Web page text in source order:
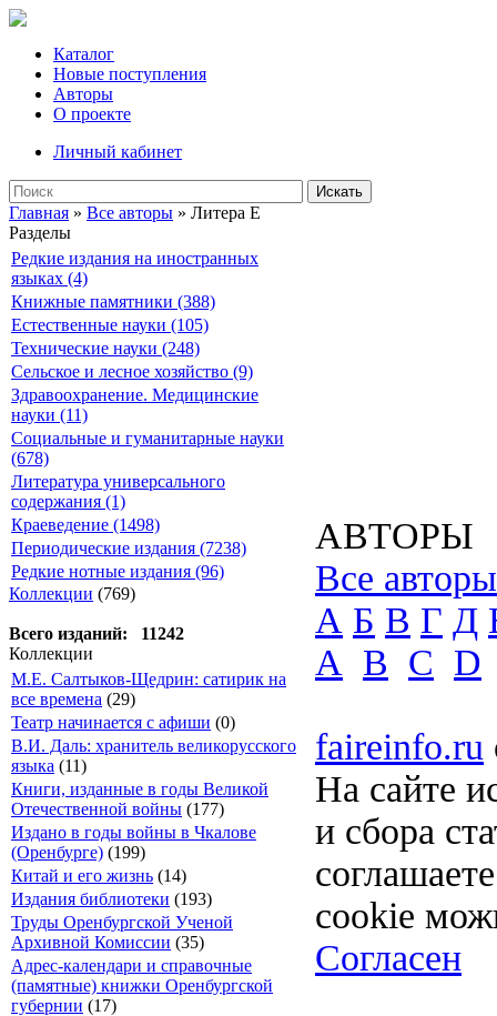
Каталог
Новые поступления
Авторы
О проекте
Личный кабинет
Искать
Главная » Все авторы » Литера E
Разделы
Редкие издания на иностранных
языках (4)
Книжные памятники (388)
Естественные науки (105)
Технические науки (248)
Сельское и лесное хозяйство (9)
Здравоохранение. Медицинские
науки (11)
Социальные и гуманитарные науки
(678)
Литература универсального
содержания (1)
Краеведение (1498)
Периодические издания (7238)
Редкие нотные издания (96)
Коллекции (769)
Всего изданий: 11242
Коллекции
М.Е. Салтыков-Щедрин: сатирик на
все времена (29)
Театр начинается с афиши (0)
В.И. Даль: хранитель великорусского
языка (11)
Книги, изданные в годы Великой
Отечественной войны (177)
Издано в годы войны в Чкалове
(Оренбурге) (199)
Китай и его жизнь (14)
Издания библиотеки (193)
Труды Оренбургской Ученой
Архивной Комиссии (35)
Адрес-календари и справочные
(памятные) книжки Оренбургской
губернии (17)
АВТОРЫ
Все авторы
А Б В Г Д
A B C D
faireinfo.ru
На сайте
и сбора
cookie
Согласен